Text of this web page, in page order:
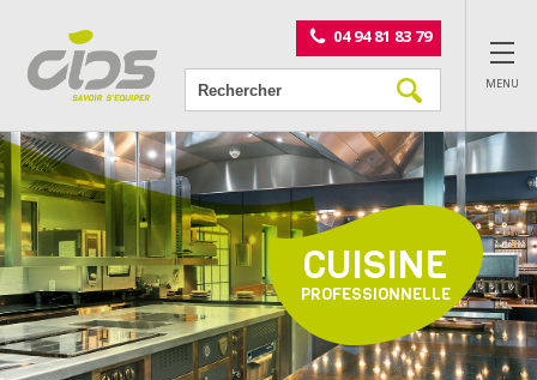
04 94 81 83 79
MENU
CUISINE
PROFESSIONNELLE